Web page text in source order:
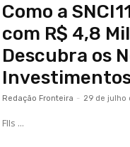
Como a
com R$ 4,8
Descubra os
Redação Fronteira - 29 de julho
FIIs ...